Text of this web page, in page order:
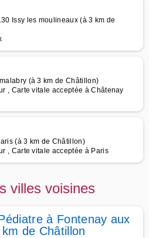
Issy les moulineaux (à 3 km de
(à 3 km de Châtillon)
, Carte vitale acceptée à Châtenay
(à 3 km de Châtillon)
, Carte vitale acceptée à Paris
villes voisines
à Fontenay aux
de Châtillon